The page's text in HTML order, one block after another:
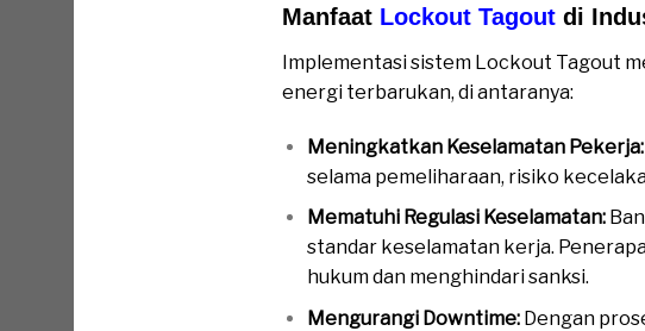
Manfaat Lockout Tagout di
Implementasi sistem Lockout Tagout
energi terbarukan, di antaranya:
Meningkatkan Keselamatan Pekerja:
selama pemeliharaan, risiko
Mematuhi Regulasi Keselamatan:
standar keselamatan kerja.
hukum dan menghindari sanksi.
Mengurangi Downtime:Dengan